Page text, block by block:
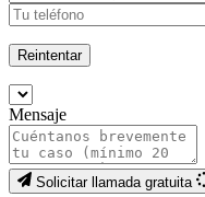
Reintentar
Mensaje
Solicitar llamada gratuita